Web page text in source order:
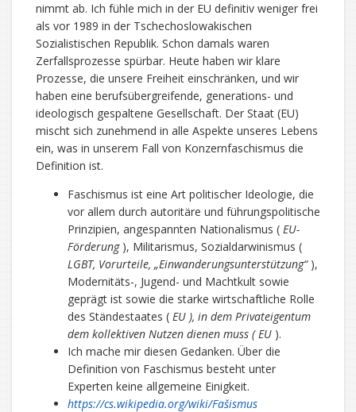
nimmt ab. Ich fühle mich in der EU definitiv weniger frei
als vor 1989 in der Tschechoslowakischen
Sozialistischen Republik. Schon damals waren
Zerfallsprozesse spürbar. Heute haben wir klare
Prozesse, die unsere Freiheit einschränken, und wir
haben eine berufsübergreifende, generations- und
ideologisch gespaltene Gesellschaft. Der Staat (EU)
mischt sich zunehmend in alle Aspekte unseres Lebens
ein, was in unserem Fall von Konzernfaschismus die
Definition ist.
Faschismus ist eine Art politischer Ideologie, die
vor allem durch autoritäre und führungspolitische
Prinzipien, angespannten Nationalismus ( EU-
Förderung), Militarismus, Sozialdarwinismus (
LGBT, Vorurteile, „Einwanderungsunterstützung“),
Modernitäts-, Jugend- und Machtkult sowie
geprägt ist sowie die starke wirtschaftliche Rolle
des Ständestaates ( EU ), in dem Privateigentum
dem kollektiven Nutzen dienen muss (EU ).
Ich mache mir diesen Gedanken. Über die
Definition von Faschismus besteht unter
Experten keine allgemeine Einigkeit.
https://cs.wikipedia.org/wiki/Fašismus